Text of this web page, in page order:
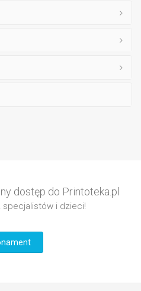
dostęp do Printoteka.pl
i dzieci!